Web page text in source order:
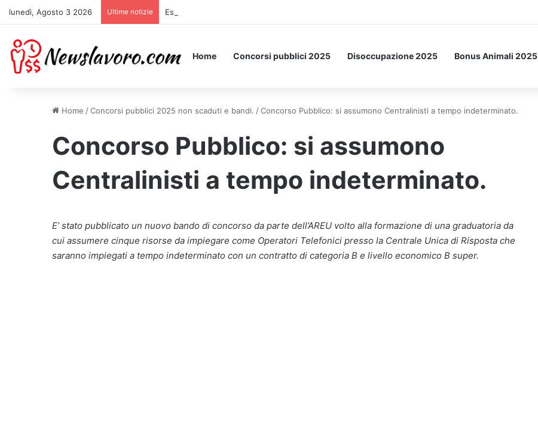
lunedì, Agosto 3 2026 Ultime notizie Essere Pagati per Stare a Letto: ecco l’esperimento spaziale.
Home Concorsi pubblici 2025 Disoccupazione 2025 Bonus Animali 2025
Home /Concorsi pubblici 2025 non scaduti e bandi. /Concorso Pubblico: si assumono Centralinisti a tempo indeterminato.
Concorso Pubblico: si assumono
Centralinisti a tempo indeterminato.
E’ stato pubblicato un nuovo bando di concorso da parte dell’AREU volto alla formazione di una graduatoria da
cui assumere cinque risorse da impiegare come Operatori Telefonici presso la Centrale Unica di Risposta che
saranno impiegati a tempo indeterminato con un contratto di categoria B e livello economico B super.